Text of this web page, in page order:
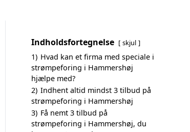
Indholdsfortegnelse skjul
1) Hvad kan et firma med speciale i
strømpeforing i Hammershøj
hjælpe med?
2) Indhent altid mindst 3 tilbud på
strømpeforing i Hammershøj
3) Få nemt 3 tilbud på
strømpeforing i Hammershøj, du